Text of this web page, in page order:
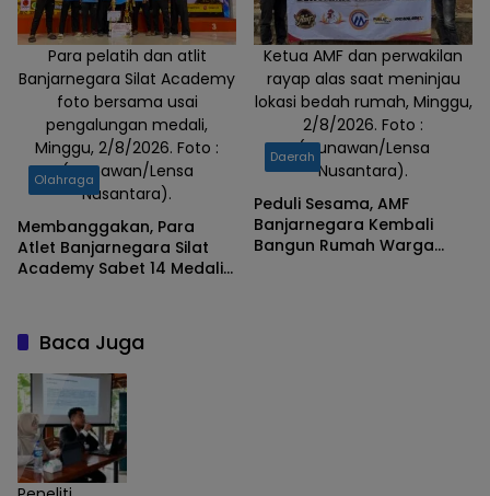
Para pelatih dan atlit
Banjarnegara Silat Academy
foto bersama usai
pengalungan medali,
Minggu, 2/8/2026. Foto :
(Gunawan/Lensa
Nusantara).
Olahraga
Membanggakan, Para
Atlet Banjarnegara Silat
Academy Sabet 14 Medali
Ketua AMF dan perwakilan
rayap alas saat meninjau
lokasi bedah rumah, Minggu,
2/8/2026. Foto :
(Gunawan/Lensa
Nusantara).
Daerah
Peduli Sesama, AMF
Banjarnegara Kembali
Bangun Rumah Warga
Baca Juga